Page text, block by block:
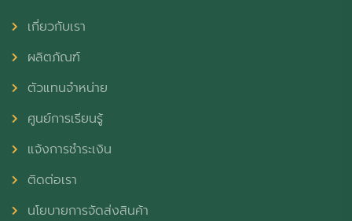
เกี่ยวกับเรา
ผลิตภัณฑ์
ตัวแทนจำหน่าย
ศูนย์การเรียนรู้
แจ้งการชำระเงิน
ติดต่อเรา
นโยบายการจัดส่งสินค้า